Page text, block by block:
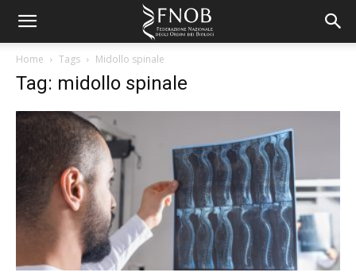
Home Tags Midollo spinale
Tag: midollo spinale